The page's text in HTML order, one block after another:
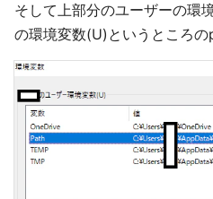
そして上部分のユーザーの環
の環境変数(U)というところの